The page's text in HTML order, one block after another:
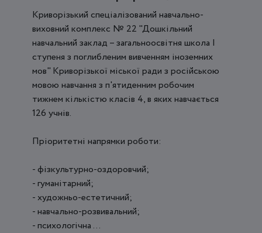
Криворізький спеціалізований навчально-
виховний комплекс № 22 "Дошкільний
навчальний заклад – загальноосвітня школа І
ступеня з поглибленим вивченням іноземних
мов" Криворізької міської ради з російською
мовою навчання з п'ятиденним робочим
тижнем кількістю класів 4, в яких навчається
126 учнів.
Пріоритетні напрямки роботи:
- фізкультурно-оздоровчий;
- гуманітарний;
- художньо-естетичний;
- навчально-розвивальний;
- психологічна ...